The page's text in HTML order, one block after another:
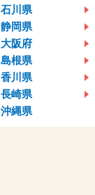
石川県
静岡県
大阪府
島根県
香川県
長崎県
沖縄県